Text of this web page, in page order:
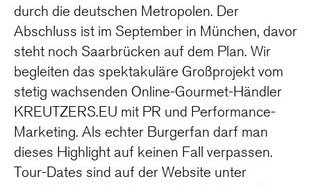
durch die deutschen Metropolen. Der
Abschluss ist im September in München, davor
steht noch Saarbrücken auf dem Plan. Wir
begleiten das spektakuläre Großprojekt vom
stetig wachsenden Online-Gourmet-Händler
KREUTZERS.EU mit PR und Performance-
Marketing. Als echter Burgerfan darf man
dieses Highlight auf keinen Fall verpassen.
Tour-Dates sind auf der Website unter